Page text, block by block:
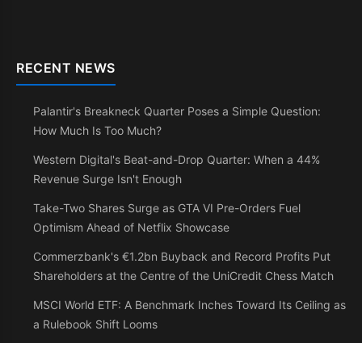
RECENT NEWS
Palantir's Breakneck Quarter Poses a Simple Question:
How Much Is Too Much?
Western Digital's Beat-and-Drop Quarter: When a 44%
Revenue Surge Isn't Enough
Take-Two Shares Surge as GTA VI Pre-Orders Fuel
Optimism Ahead of Netflix Showcase
Commerzbank's €1.2bn Buyback and Record Profits Put
Shareholders at the Centre of the UniCredit Chess Match
MSCI World ETF: A Benchmark Inches Toward Its Ceiling as
a Rulebook Shift Looms